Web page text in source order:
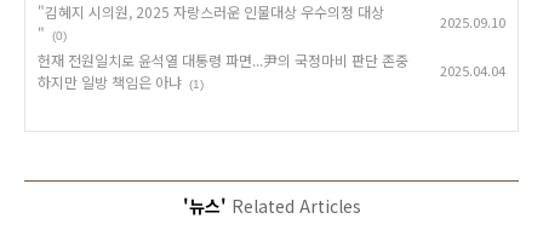
"김혜지 시의원, 2025 자랑스러운 인물대상 우수의정 대상
"
(0)
2025.09.10
헌재 전원일치로 윤석열 대통령 파면...尹의 국정마비 판단 존중
하지만 일방 책임은 아냐 (1)
2025.04.04
'뉴스' Related Articles